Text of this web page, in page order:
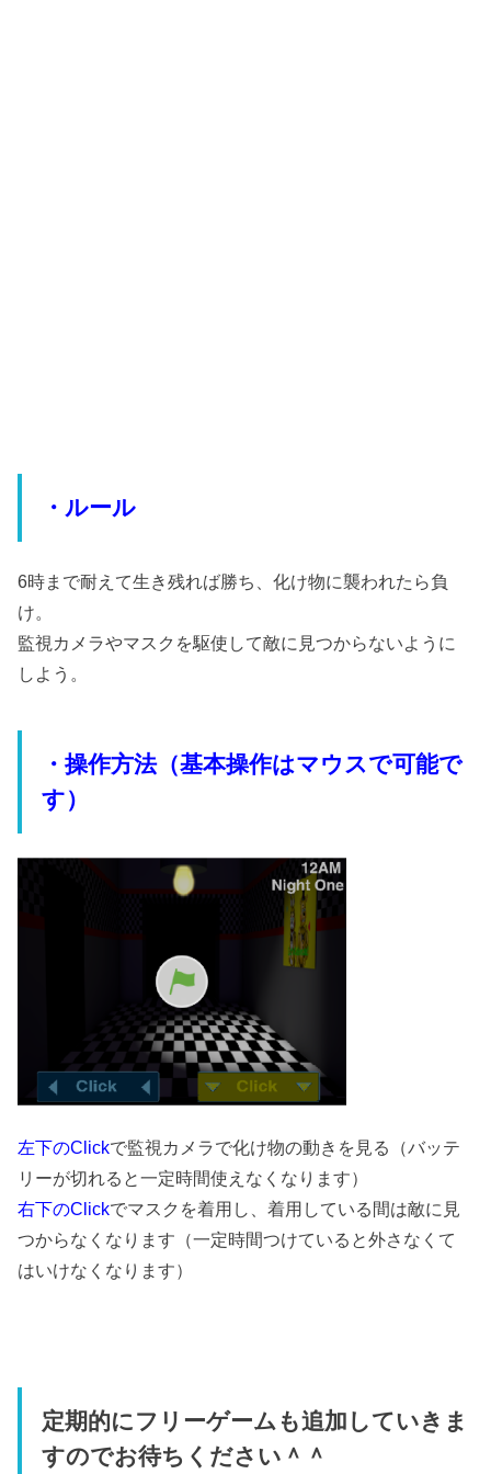
・ルール
6時まで耐えて生き残れば勝ち、化け物に襲われたら負
け。
監視カメラやマスクを駆使して敵に見つからないように
しよう。
・操作方法（基本操作はマウスで可能で
す）
左下のClickで監視カメラで化け物の動きを見る（バッテ
リーが切れると一定時間使えなくなります）
右下のClickでマスクを着用し、着用している間は敵に見
つからなくなります（一定時間つけていると外さなくて
はいけなくなります）
定期的にフリーゲームも追加していきま
すのでお待ちください＾＾